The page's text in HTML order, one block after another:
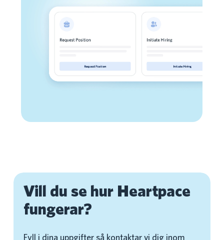
Vill du se hur Heartpace
fungerar?
Fyll i dina uppgifter så kontaktar vi dig inom